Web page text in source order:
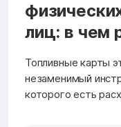
лиц: в чем
Топливные карты
незаменимый
которого есть